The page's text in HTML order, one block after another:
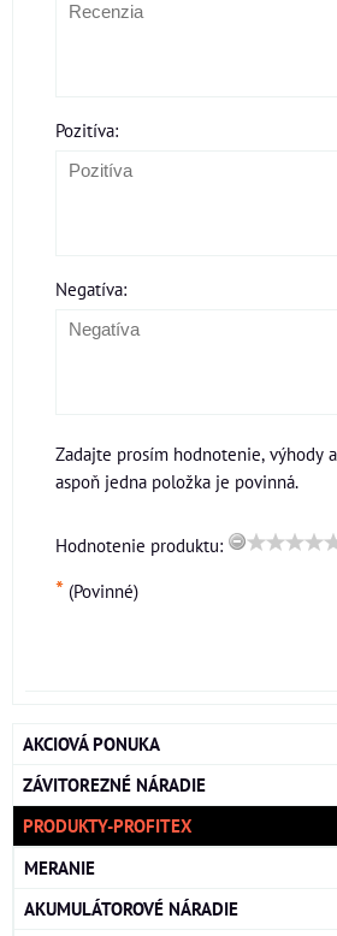
Pozitíva:
Negatíva:
Zadajte prosím hodnotenie, výhody
aspoň jedna položka je povinná.
Hodnotenie produktu:
* (Povinné)
AKCIOVÁ PONUKA
ZÁVITOREZNÉ NÁRADIE
PRODUKTY-PROFITEX
MERANIE
AKUMULÁTOROVÉ NÁRADIE